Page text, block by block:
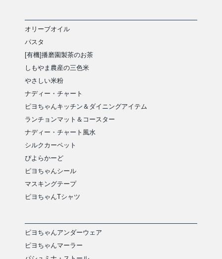
オリーブオイル
パスタ
[有機]播磨園製茶のお茶
しもやま農産の三色米
やさしい米粉
ナディー・チャート
ピヨちゃんキッチン＆ダイニングアイテム
ランチョンマット＆コースター
ナディー・チャート風水
シルクカーペット
ぴよらかーど
ピヨちゃんシール
マスキングテープ
ピヨちゃんTシャツ
ピヨちゃんアンダーウェア
ピヨちゃんマーラー